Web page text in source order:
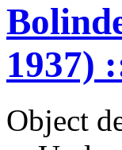
1937)
Object